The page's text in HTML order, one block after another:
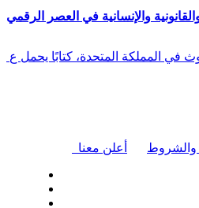
والإنسانية في العصر الرقمي
في المملكة المتحدة، كتابًا يحمل ع
أعلن معنا والشروط